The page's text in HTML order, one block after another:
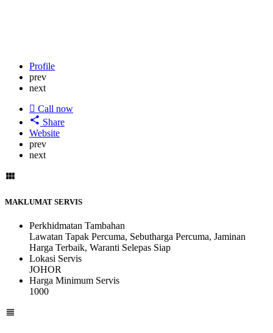
Profile
prev
next
Call now
Share
Website
prev
next
MAKLUMAT SERVIS
Perkhidmatan Tambahan
Lawatan Tapak Percuma, Sebutharga Percuma, Jaminan
Harga Terbaik, Waranti Selepas Siap
Lokasi Servis
JOHOR
Harga Minimum Servis
1000